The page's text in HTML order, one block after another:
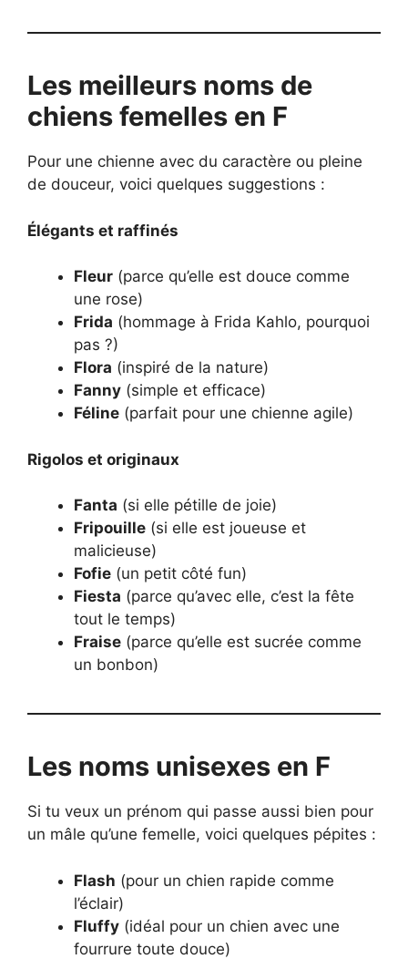
Les meilleurs noms de
chiens femelles en F
Pour une chienne avec du caractère ou pleine
de douceur, voici quelques suggestions :
Élégants et raffinés
Fleur (parce qu’elle est douce comme
une rose)
Frida (hommage à Frida Kahlo, pourquoi
pas ?)
Flora (inspiré de la nature)
Fanny (simple et efficace)
Féline (parfait pour une chienne agile)
Rigolos et originaux
Fanta (si elle pétille de joie)
Fripouille (si elle est joueuse et
malicieuse)
Fofie (un petit côté fun)
Fiesta (parce qu’avec elle, c’est la fête
tout le temps)
Fraise (parce qu’elle est sucrée comme
un bonbon)
Les noms unisexes en F
Si tu veux un prénom qui passe aussi bien pour
un mâle qu’une femelle, voici quelques pépites :
Flash (pour un chien rapide comme
l’éclair)
Fluffy (idéal pour un chien avec une
fourrure toute douce)